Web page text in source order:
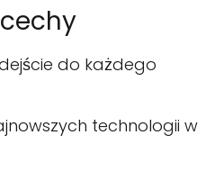
do każdego
technologii w